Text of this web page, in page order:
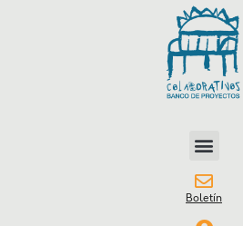
Boletín